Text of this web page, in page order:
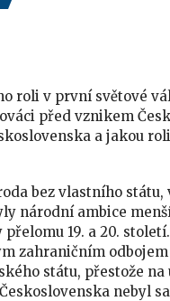
roli v první světové
před vznikem
a jakou
bez vlastního státu,
národní ambice
19. a 20.
zahraničním
státu, přestože
nebyl